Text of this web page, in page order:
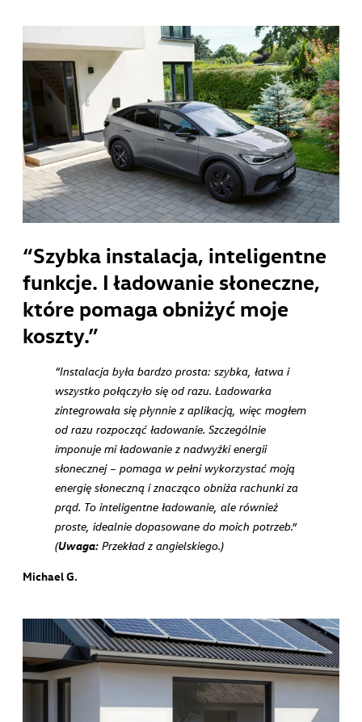
“Szybka instalacja, inteligentne
funkcje. I ładowanie słoneczne,
które pomaga obniżyć moje
koszty.”
“Instalacja była bardzo prosta: szybka, łatwa i
wszystko połączyło się od razu. Ładowarka
zintegrowała się płynnie z aplikacją, więc mogłem
od razu rozpocząć ładowanie. Szczególnie
imponuje mi ładowanie z nadwyżki energii
słonecznej – pomaga w pełni wykorzystać moją
energię słoneczną i znacząco obniża rachunki za
prąd. To inteligentne ładowanie, ale również
proste, idealnie dopasowane do moich potrzeb.”
(Uwaga: Przekład z angielskiego.)
Michael G.